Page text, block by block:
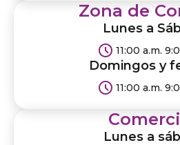
Zona de
Lunes a
11:00 a.m.
Domingos y
11:00 a.m.
Lunes a